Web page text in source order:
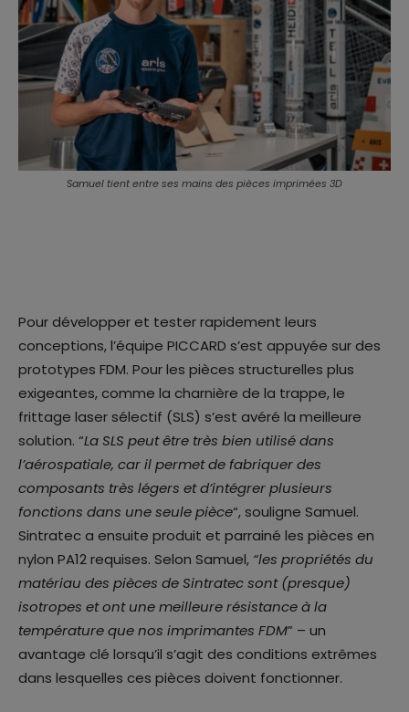
Samuel tient entre ses mains des pièces imprimées 3D
Pour développer et tester rapidement leurs
conceptions, l’équipe PICCARD s’est appuyée sur des
prototypes FDM. Pour les pièces structurelles plus
exigeantes, comme la charnière de la trappe, le
frittage laser sélectif (SLS) s’est avéré la meilleure
solution. “La SLS peut être très bien utilisé dans
l’aérospatiale, car il permet de fabriquer des
composants très légers et d’intégrer plusieurs
fonctions dans une seule pièce“, souligne Samuel.
Sintratec a ensuite produit et parrainé les pièces en
nylon PA12 requises. Selon Samuel, “les propriétés du
matériau des pièces de Sintratec sont (presque)
isotropes et ont une meilleure résistance à la
température que nos imprimantes FDM” – un
avantage clé lorsqu’il s’agit des conditions extrêmes
dans lesquelles ces pièces doivent fonctionner.